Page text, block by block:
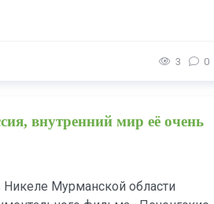
3 0
внутренний мир её очень
Никеле Мурманской области